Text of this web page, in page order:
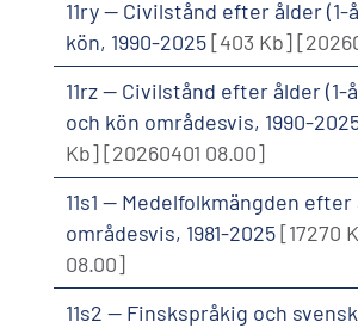
11ry -- Civilstånd efter ålder (1-
kön, 1990-2025[403 Kb]
11rz -- Civilstånd efter ålder
och kön områdesvis, 1990-
Kb][20260401 08.00]
11s1 -- Medelfolkmängden
områdesvis, 1981-2025[17270
08.00]
11s2 -- Finskspråkig och